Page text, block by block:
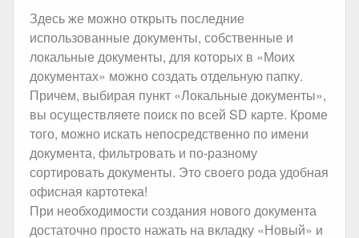
Здесь же можно открыть последние
использованные документы, собственные и
локальные документы, для которых в «Моих
документах» можно создать отдельную папку.
Причем, выбирая пункт «Локальные документы»,
вы осуществляете поиск по всей SD карте. Кроме
того, можно искать непосредственно по имени
документа, фильтровать и по-разному
сортировать документы. Это своего рода удобная
офисная картотека!
При необходимости создания нового документа
достаточно просто нажать на вкладку «Новый» и